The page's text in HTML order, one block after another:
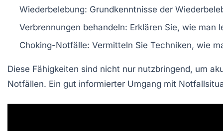
Wiederbelebung: Grundkenntnisse der
Verbrennungen behandeln: Erklären Sie, wie man
Choking-Notfälle: Vermitteln Sie Techniken, wie
Diese Fähigkeiten sind nicht nur nutzbringend, um
Notfällen. Ein gut informierter Umgang mit